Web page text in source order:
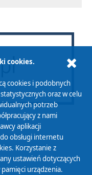
cookies.
cookies i podobnych
oraz w celu
potrzeb
z nami
aplikacji
obsługi internetu
Korzystanie z
ustawień dotyczących
urządzenia.